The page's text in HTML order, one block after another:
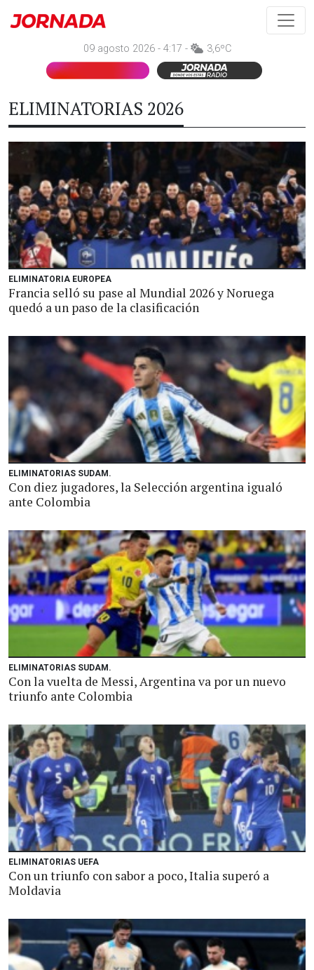
09 agosto 2026 - 4:17 - 3,6ºC
ELIMINATORIAS 2026
ELIMINATORIA EUROPEA
Francia selló su pase al Mundial 2026 y Noruega
quedó a un paso de la clasificación
ELIMINATORIAS SUDAM.
Con diez jugadores, la Selección argentina igualó
ante Colombia
ELIMINATORIAS SUDAM.
Con la vuelta de Messi, Argentina va por un nuevo
triunfo ante Colombia
ELIMINATORIAS UEFA
Con un triunfo con sabor a poco, Italia superó a
Moldavia